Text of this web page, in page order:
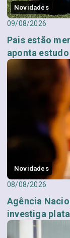
Novidades
09/08/2026
Pais estão
aponta estudo
Novidades
08/08/2026
Agência
investiga